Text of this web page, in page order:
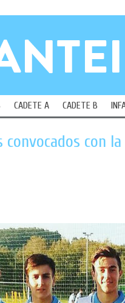
CADETE A CADETE B
con